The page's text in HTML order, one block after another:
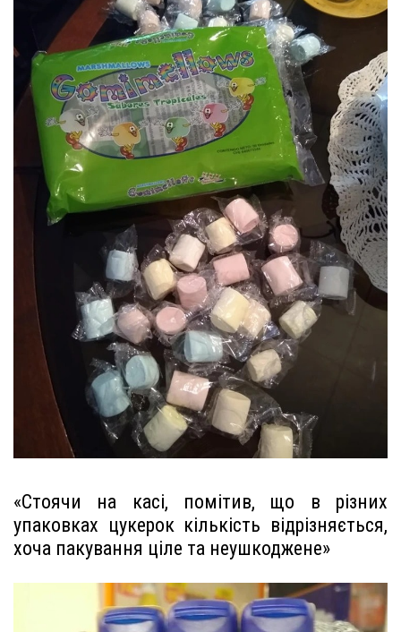
«Стоячи на касі, помітив, що в різних
упаковках цукерок кількість відрізняється,
хоча пакування ціле та неушкоджене»